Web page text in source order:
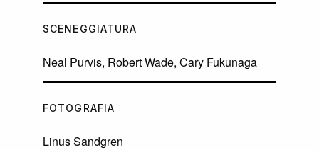
SCENEGGIATURA
Neal Purvis, Robert Wade, Cary Fukunaga
FOTOGRAFIA
Linus Sandgren